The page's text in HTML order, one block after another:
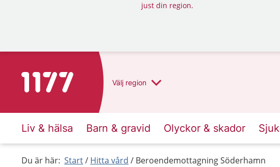
just din region.
Till startsidan för 1177 Välj region
Liv & hälsa Barn & gravid Olyckor & skador
Du är här: Start Hitta vård Beroendemottagning Söderhamn